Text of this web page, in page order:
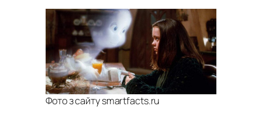
Фото з сайту smartfacts.ru